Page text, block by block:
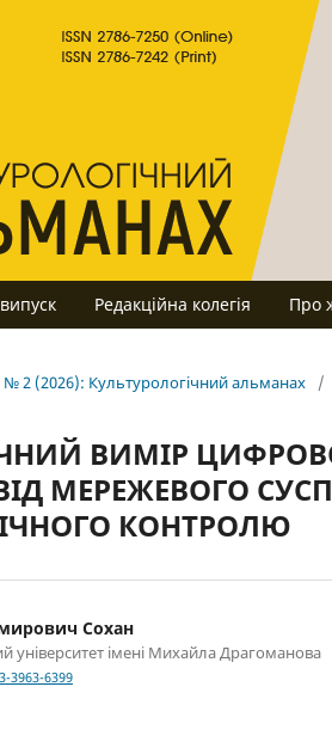
Редакційна колегія Про
№ 2 (2026): Культурологічний альманах /
ВИМІР
МЕРЕЖЕВОГО
КОНТРОЛЮ
Сохан
університет імені Михайла Драгоманова
3963-6399